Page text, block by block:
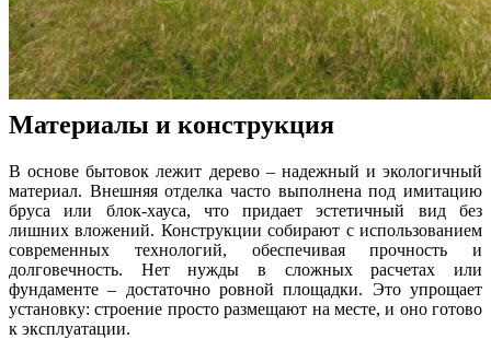
Материалы и конструкция
В основе бытовок лежит дерево – надежный и экологичный
материал. Внешняя отделка часто выполнена под имитацию
бруса или блок-хауса, что придает эстетичный вид без
лишних вложений. Конструкции собирают с использованием
современных технологий, обеспечивая прочность и
долговечность. Нет нужды в сложных расчетах или
фундаменте – достаточно ровной площадки. Это упрощает
установку: строение просто размещают на месте, и оно готово
к эксплуатации.